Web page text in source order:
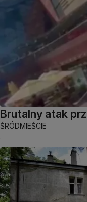
Brutalny atak
ŚRÓDMIEŚCIE